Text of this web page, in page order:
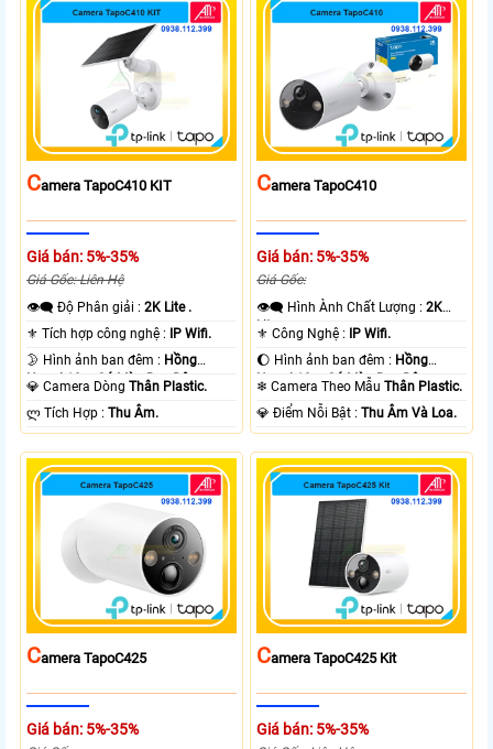
CAmera TapoC410 KIT
Giá bán: 5%-35%
Giá Gốc: Liên Hệ
👁️‍🗨 Độ Phân giải :2K Lite .
⚜️ Tích hợp công nghệ : IP Wifi.
🌛 Hình ảnh ban đêm : Hồng
Ngoại 10m Có Màu Ban Ðêm.
💎 Camera DòngThân Plastic.
️ლ Tích Hợp :Thu Âm.
CAmera TapoC410
Giá bán: 5%-35%
Giá Gốc:
👁️‍🗨 Hình Ành Chất Lượng :2K
Lite .
⚜️ Công Nghệ : IP Wifi.
🌔 Hình ảnh ban đêm : Hồng
Ngoại 10m Có Màu Ban Ðêm.
❄ Camera Theo MẫuThân Plastic.
️💎 Điểm Nỗi Bật :Thu Âm Và Loa.
CAmera TapoC425
Giá bán: 5%-35%
CAmera TapoC425 Kit
Giá bán: 5%-35%